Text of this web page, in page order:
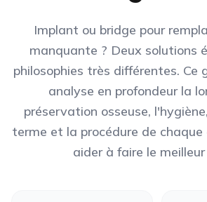
Implant ou bridge pour
manquante ? Deux solutions
philosophies très différentes. Ce
analyse en profondeur la
préservation osseuse,
terme et la procédure de chaque
aider à faire le